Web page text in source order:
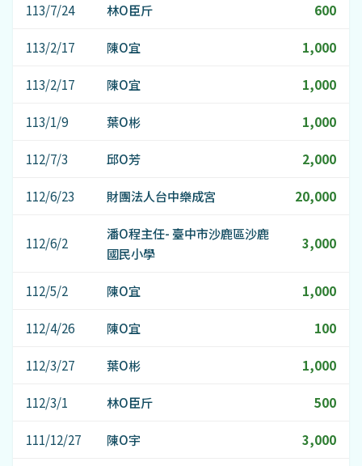
113/7/24 林O臣斤 600
113/2/17 陳O宜 1,000
113/2/17 陳O宜 1,000
113/1/9 葉O彬 1,000
112/7/3 邱O芳 2,000
112/6/23 財團法人台中樂成宮 20,000
112/6/2
潘O程主任- 臺中市沙鹿區沙鹿
國民小學
3,000
112/5/2 陳O宜 1,000
112/4/26 陳O宜 100
112/3/27 葉O彬 1,000
112/3/1 林O臣斤 500
111/12/27 陳O宇 3,000